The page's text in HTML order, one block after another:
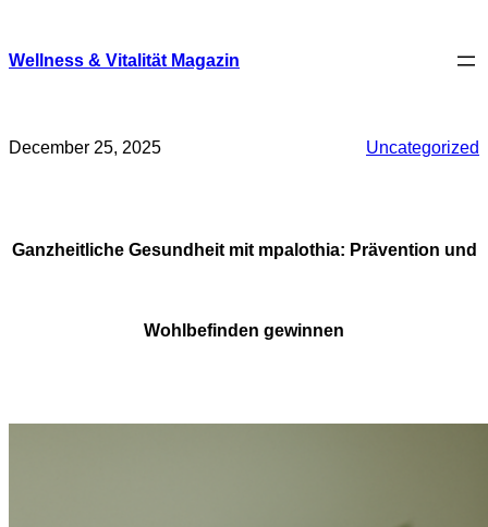
content
Wellness & Vitalität Magazin
December 25, 2025 Uncategorized
Ganzheitliche Gesundheit mit mpalothia: Prävention und
Wohlbefinden gewinnen